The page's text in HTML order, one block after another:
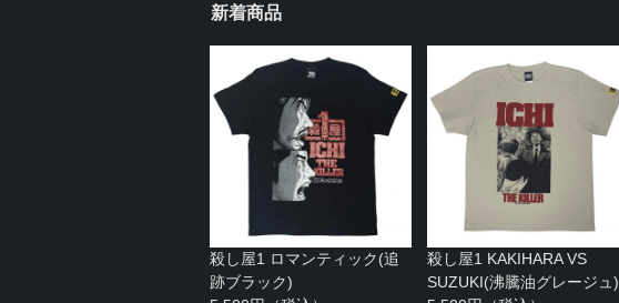
新着商品
殺し屋1 ロマンティック(追
跡ブラック)
殺し屋1 KAKIHARA VS
SUZUKI(沸騰油グレージュ)